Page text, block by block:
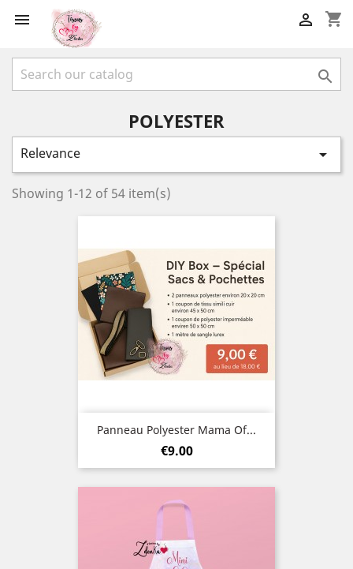
 shopping_cart


POLYESTER
Relevance 
Showing 1-12 of 54 item(s)
Panneau Polyester Mama Of...
Price
€9.00